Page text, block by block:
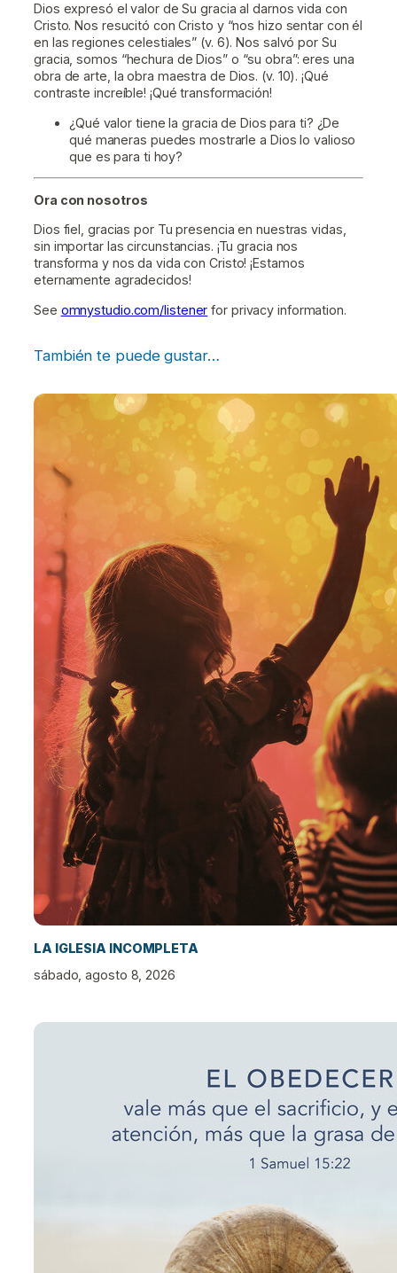
Dios expresó el valor de Su gracia al darnos vida con
Cristo. Nos resucitó con Cristo y “nos hizo sentar con él
en las regiones celestiales” (v. 6). Nos salvó por Su
gracia, somos “hechura de Dios” o “su obra”: eres una
obra de arte, la obra maestra de Dios. (v. 10). ¡Qué
contraste increíble! ¡Qué transformación!
¿Qué valor tiene la gracia de Dios para ti? ¿De
qué maneras puedes mostrarle a Dios lo valioso
que es para ti hoy?
Ora con nosotros
Dios fiel, gracias por Tu presencia en nuestras vidas,
sin importar las circunstancias. ¡Tu gracia nos
transforma y nos da vida con Cristo! ¡Estamos
eternamente agradecidos!
See omnystudio.com/listener for privacy information.
También te puede gustar…
LA IGLESIA INCOMPLETA
sábado, agosto 8, 2026